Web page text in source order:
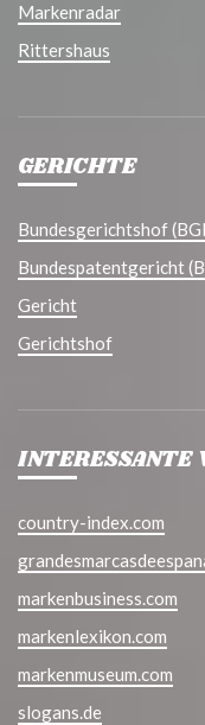
Markenradar
Rittershaus
GERICHTE
Bundesgerichtshof
Bundespatentgericht
Gericht
Gerichtshof
INTERESSANTE
country-index.com
markenbusiness.com
markenlexikon.com
markenmuseum.com
slogans.de